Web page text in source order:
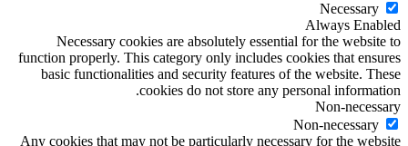
Necessary
Always Enabled
Necessary cookies are absolutely essential for the website to
function properly. This category only includes cookies that ensures
basic functionalities and security features of the website. These
cookies do not store any personal information.
Non-necessary
Non-necessary
Any cookies that may not be particularly necessary for the website